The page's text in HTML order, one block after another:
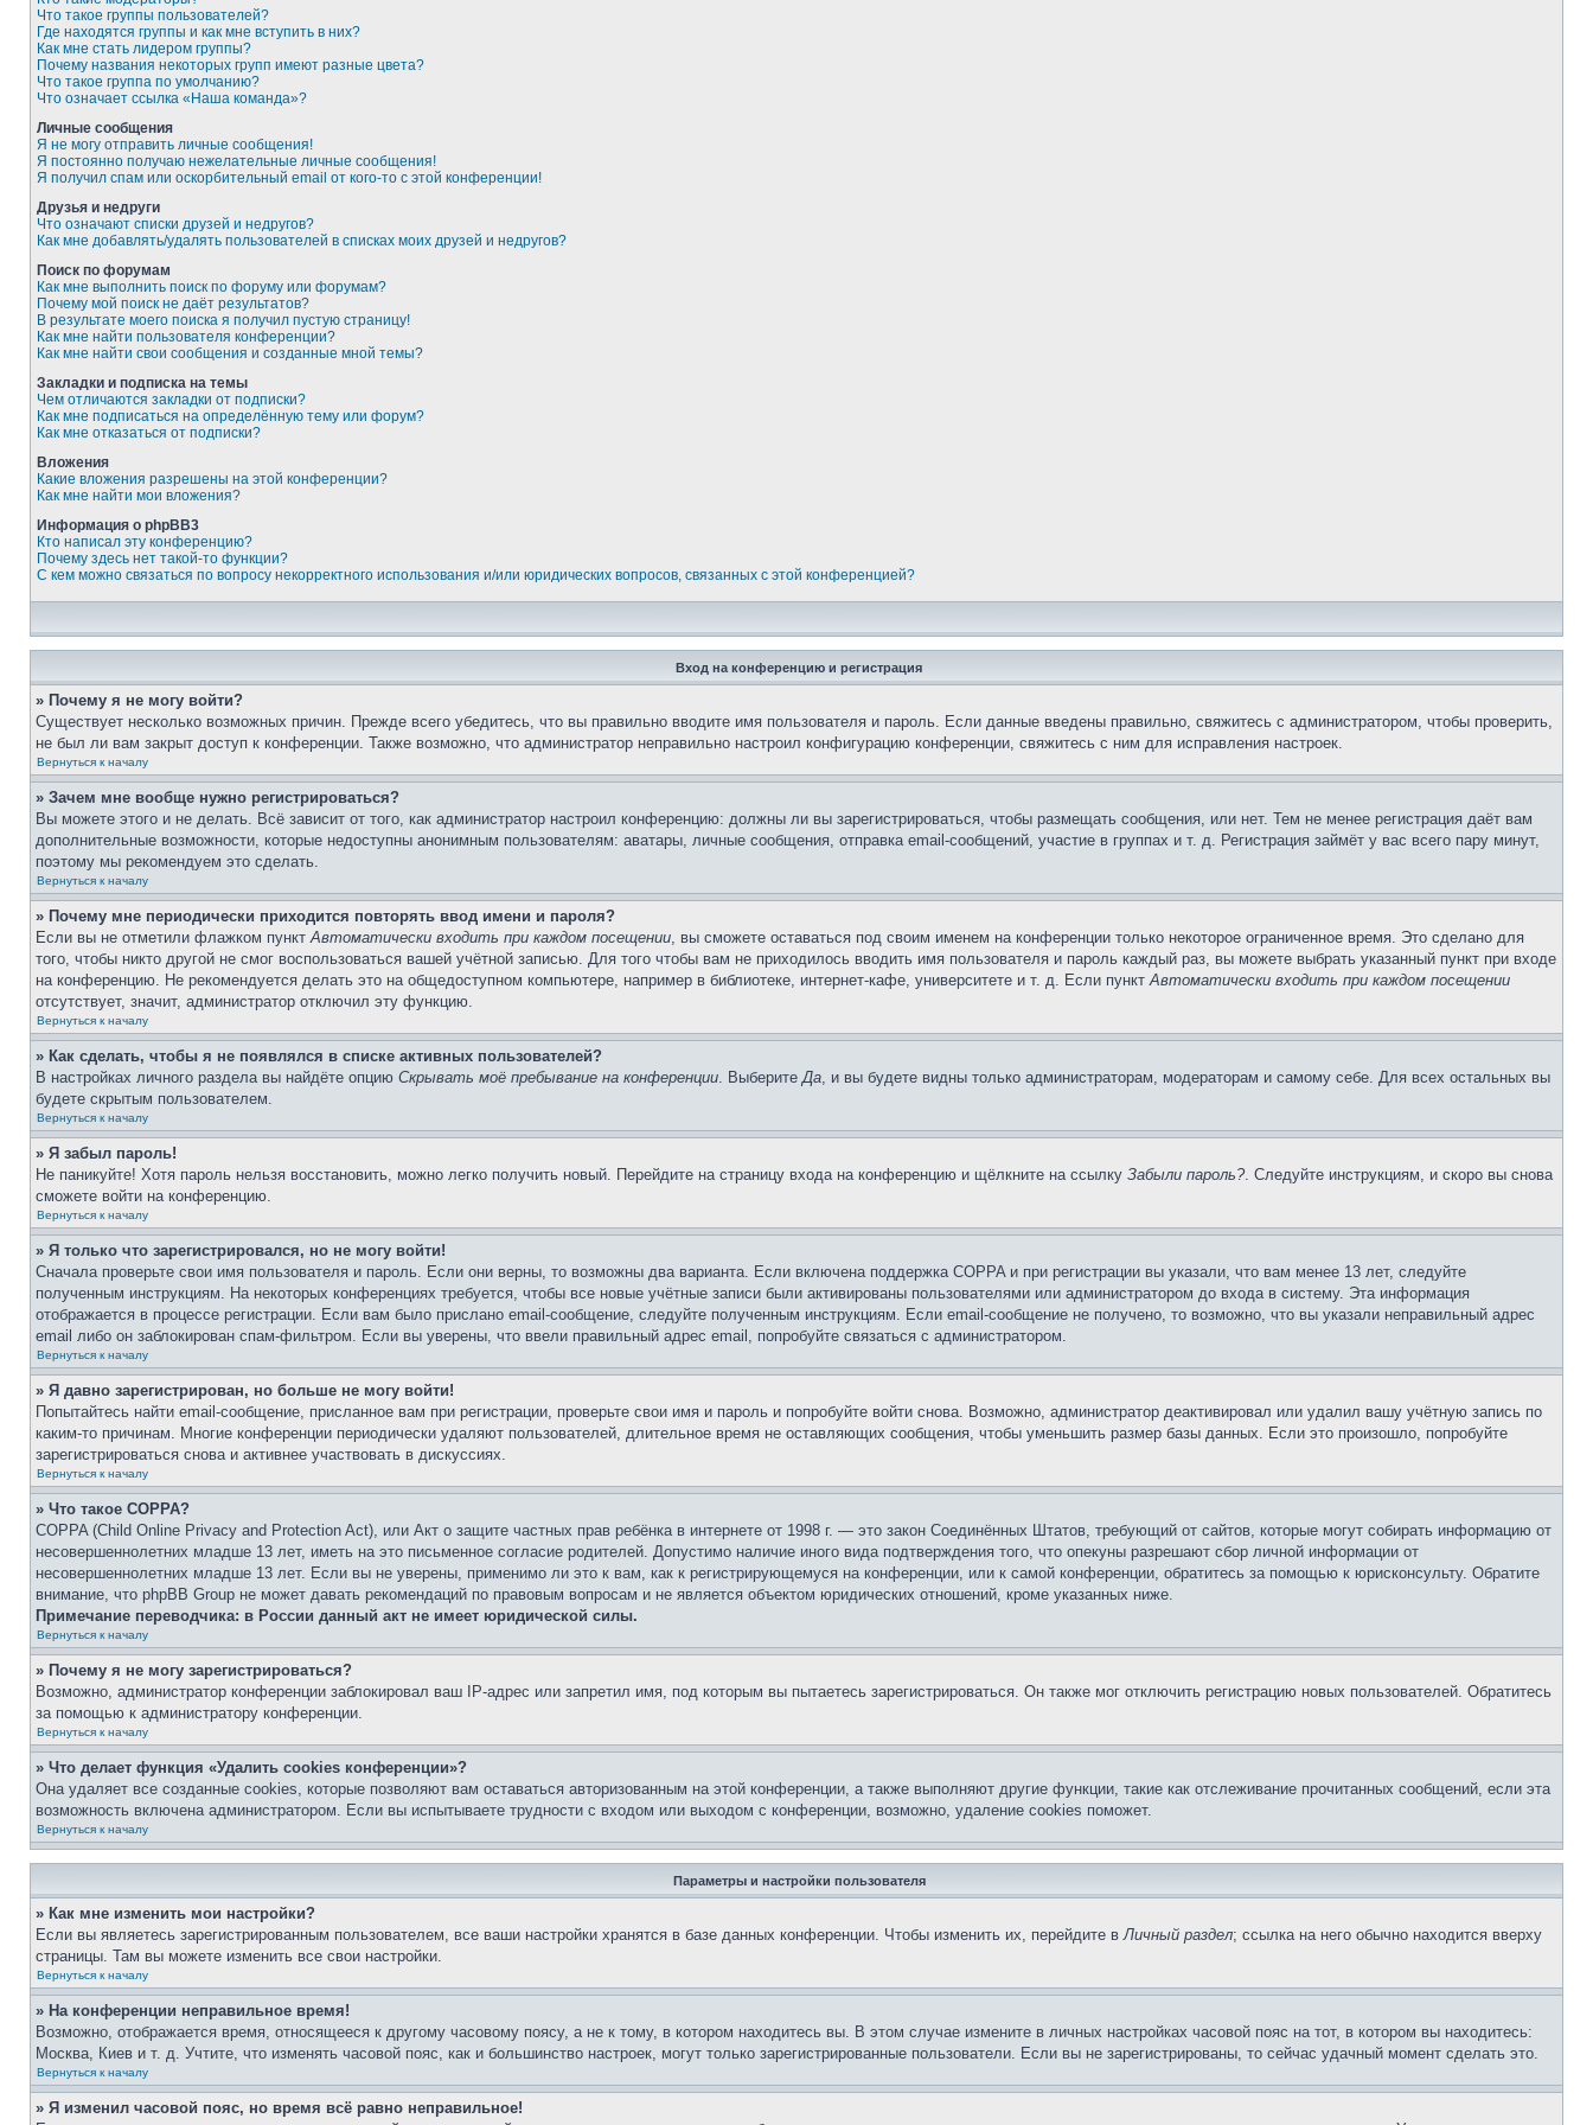
Что такое группы пользователей?
Где находятся группы и как мне вступить в них?
Как мне стать лидером группы?
Почему названия некоторых групп имеют разные цвета?
Что такое группа по умолчанию?
Что означает ссылка «Наша команда»?
Личные сообщения
Я не могу отправить личные сообщения!
Я постоянно получаю нежелательные личные сообщения!
Я получил спам или оскорбительный email от кого-то с этой конференции!
Друзья и недруги
Что означают списки друзей и недругов?
Как мне добавлять/удалять пользователей в списках моих друзей и недругов?
Поиск по форумам
Как мне выполнить поиск по форуму или форумам?
Почему мой поиск не даёт результатов?
В результате моего поиска я получил пустую страницу!
Как мне найти пользователя конференции?
Как мне найти свои сообщения и созданные мной темы?
Закладки и подписка на темы
Чем отличаются закладки от подписки?
Как мне подписаться на определённую тему или форум?
Как мне отказаться от подписки?
Вложения
Какие вложения разрешены на этой конференции?
Как мне найти мои вложения?
Информация о phpBB3
Кто написал эту конференцию?
Почему здесь нет такой-то функции?
С кем можно связаться по вопросу некорректного использования и/или юридических вопросов, связанных с этой конференцией?
Вход на конференцию и регистрация
» Почему я не могу войти?
Существует несколько возможных причин. Прежде всего убедитесь, что вы правильно вводите имя пользователя и пароль. Если данные введены правильно, свяжитесь с администратором, чтобы проверить,
не был ли вам закрыт доступ к конференции. Также возможно, что администратор неправильно настроил конфигурацию конференции, свяжитесь с ним для исправления настроек.
Вернуться к началу
» Зачем мне вообще нужно регистрироваться?
Вы можете этого и не делать. Всё зависит от того, как администратор настроил конференцию: должны ли вы зарегистрироваться, чтобы размещать сообщения, или нет. Тем не менее регистрация даёт вам
дополнительные возможности, которые недоступны анонимным пользователям: аватары, личные сообщения, отправка email-сообщений, участие в группах и т. д. Регистрация займёт у вас всего пару минут,
поэтому мы рекомендуем это сделать.
Вернуться к началу
» Почему мне периодически приходится повторять ввод имени и пароля?
Если вы не отметили флажком пунктАвтоматически входить при каждом посещении, вы сможете оставаться под своим именем на конференции только некоторое ограниченное время. Это сделано для
того, чтобы никто другой не смог воспользоваться вашей учётной записью. Для того чтобы вам не приходилось вводить имя пользователя и пароль каждый раз, вы можете выбрать указанный пункт при входе
на конференцию. Не рекомендуется делать это на общедоступном компьютере, например в библиотеке, интернет-кафе, университете и т. д. Если пунктАвтоматически входить при каждом посещении
отсутствует, значит, администратор отключил эту функцию.
Вернуться к началу
» Как сделать, чтобы я не появлялся в списке активных пользователей?
В настройках личного раздела вы найдёте опцию Скрывать моё пребывание на конференции. ВыберитеДа, и вы будете видны только администраторам, модераторам и самому себе. Для всех остальных вы
будете скрытым пользователем.
Вернуться к началу
» Я забыл пароль!
Не паникуйте! Хотя пароль нельзя восстановить, можно легко получить новый. Перейдите на страницу входа на конференцию и щёлкните на ссылку Забыли пароль?. Следуйте инструкциям, и скоро вы снова
сможете войти на конференцию.
Вернуться к началу
» Я только что зарегистрировался, но не могу войти!
Сначала проверьте свои имя пользователя и пароль. Если они верны, то возможны два варианта. Если включена поддержка COPPA и при регистрации вы указали, что вам менее 13 лет, следуйте
полученным инструкциям. На некоторых конференциях требуется, чтобы все новые учётные записи были активированы пользователями или администратором до входа в систему. Эта информация
отображается в процессе регистрации. Если вам было прислано email-сообщение, следуйте полученным инструкциям. Если email-сообщение не получено, то возможно, что вы указали неправильный адрес
email либо он заблокирован спам-фильтром. Если вы уверены, что ввели правильный адрес email, попробуйте связаться с администратором.
Вернуться к началу
» Я давно зарегистрирован, но больше не могу войти!
Попытайтесь найти email-сообщение, присланное вам при регистрации, проверьте свои имя и пароль и попробуйте войти снова. Возможно, администратор деактивировал или удалил вашу учётную запись по
каким-то причинам. Многие конференции периодически удаляют пользователей, длительное время не оставляющих сообщения, чтобы уменьшить размер базы данных. Если это произошло, попробуйте
зарегистрироваться снова и активнее участвовать в дискуссиях.
Вернуться к началу
» Что такое COPPA?
COPPA (Child Online Privacy and Protection Act), или Акт о защите частных прав ребёнка в интернете от 1998 г. — это закон Соединённых Штатов, требующий от сайтов, которые могут собирать информацию от
несовершеннолетних младше 13 лет, иметь на это письменное согласие родителей. Допустимо наличие иного вида подтверждения того, что опекуны разрешают сбор личной информации от
несовершеннолетних младше 13 лет. Если вы не уверены, применимо ли это к вам, как к регистрирующемуся на конференции, или к самой конференции, обратитесь за помощью к юрисконсульту. Обратите
внимание, что phpBB Group не может давать рекомендаций по правовым вопросам и не является объектом юридических отношений, кроме указанных ниже.
Примечание переводчика: в России данный акт не имеет юридической силы.
Вернуться к началу
» Почему я не могу зарегистрироваться?
Возможно, администратор конференции заблокировал ваш IP-адрес или запретил имя, под которым вы пытаетесь зарегистрироваться. Он также мог отключить регистрацию новых пользователей. Обратитесь
за помощью к администратору конференции.
Вернуться к началу
» Что делает функция «Удалить cookies конференции»?
Она удаляет все созданные cookies, которые позволяют вам оставаться авторизованным на этой конференции, а также выполняют другие функции, такие как отслеживание прочитанных сообщений, если эта
возможность включена администратором. Если вы испытываете трудности с входом или выходом с конференции, возможно, удаление cookies поможет.
Вернуться к началу
Параметры и настройки пользователя
» Как мне изменить мои настройки?
Если вы являетесь зарегистрированным пользователем, все ваши настройки хранятся в базе данных конференции. Чтобы изменить их, перейдите вЛичный раздел; ссылка на него обычно находится вверху
страницы. Там вы можете изменить все свои настройки.
Вернуться к началу
» На конференции неправильное время!
Возможно, отображается время, относящееся к другому часовому поясу, а не к тому, в котором находитесь вы. В этом случае измените в личных настройках часовой пояс на тот, в котором вы находитесь:
Москва, Киев и т. д. Учтите, что изменять часовой пояс, как и большинство настроек, могут только зарегистрированные пользователи. Если вы не зарегистрированы, то сейчас удачный момент сделать это.
Вернуться к началу
» Я изменил часовой пояс, но время всё равно неправильное!